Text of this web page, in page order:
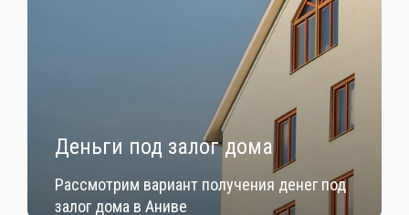
Деньги под залог дома
Рассмотрим вариант получения денег под
залог дома в Аниве